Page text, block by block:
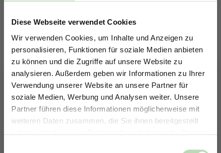
Diese Webseite verwendet Cookies
Wir verwenden Cookies, um Inhalte und Anzeigen zu
personalisieren, Funktionen für soziale Medien anbieten
zu können und die Zugriffe auf unsere Website zu
analysieren. Außerdem geben wir Informationen zu Ihrer
Verwendung unserer Website an unsere Partner für
soziale Medien, Werbung und Analysen weiter. Unsere
Partner führen diese Informationen möglicherweise mit
weiteren Daten zusammen, die Sie ihnen bereitgestellt
haben oder die sie im Rahmen Ihrer Nutzung der Dienste
ERHALTE 5% RABATT AUF
DEINE RÜCKWÄNDE